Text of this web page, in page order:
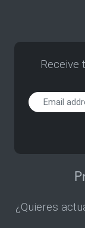
Receive
¿Quieres